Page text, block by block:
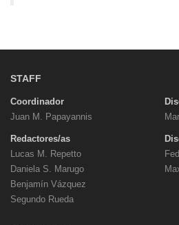
STAFF
Coordinador
Juan M. Papayannis
Redactores/as
Lucas M. Repetto
Daniela S. Marugo
Benjamín Vázquez
Segundo Rueda